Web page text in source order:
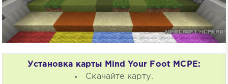
Установка карты Mind Your Foot MCPE:
Скачайте карту.